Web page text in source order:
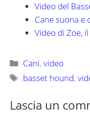
Video del
Cane suona e
Video di Zoe,
Categorie
Cani,video
Tag
basset hound,
Lascia un